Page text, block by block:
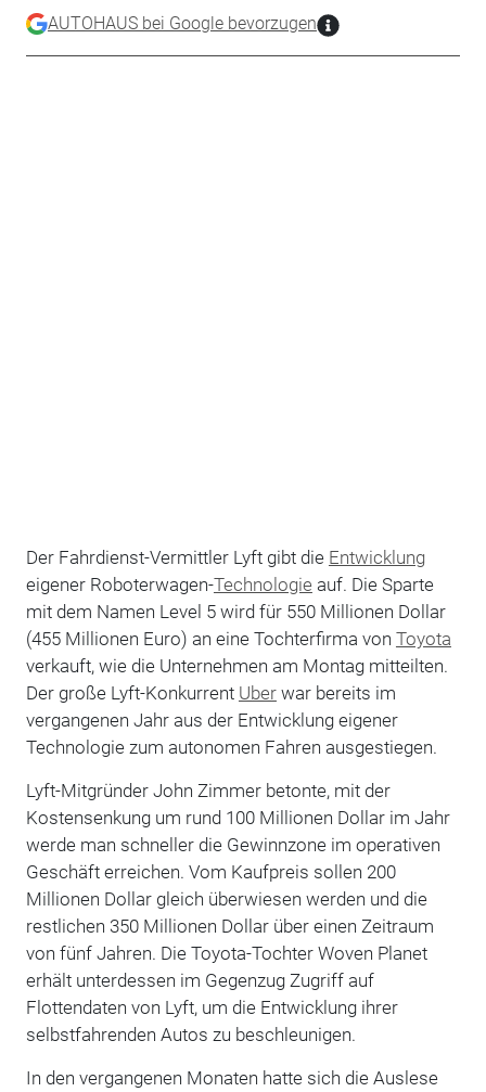
AUTOHAUS bei Google bevorzugen
Der Fahrdienst-Vermittler Lyft gibt die Entwicklung
eigener Roboterwagen-Technologie auf. Die Sparte
mit dem Namen Level 5 wird für 550 Millionen Dollar
(455 Millionen Euro) an eine Tochterfirma von Toyota
verkauft, wie die Unternehmen am Montag mitteilten.
Der große Lyft-Konkurrent Uberwar bereits im
vergangenen Jahr aus der Entwicklung eigener
Technologie zum autonomen Fahren ausgestiegen.
Lyft-Mitgründer John Zimmer betonte, mit der
Kostensenkung um rund 100 Millionen Dollar im Jahr
werde man schneller die Gewinnzone im operativen
Geschäft erreichen. Vom Kaufpreis sollen 200
Millionen Dollar gleich überwiesen werden und die
restlichen 350 Millionen Dollar über einen Zeitraum
von fünf Jahren. Die Toyota-Tochter Woven Planet
erhält unterdessen im Gegenzug Zugriff auf
Flottendaten von Lyft, um die Entwicklung ihrer
selbstfahrenden Autos zu beschleunigen.
In den vergangenen Monaten hatte sich die Auslese